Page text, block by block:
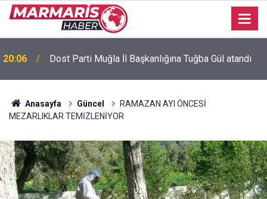
16:51
Bursaspor’da 2026-2027 sezonu forma numaraları
açıklandı
Anasayfa Güncel
RAMAZAN AYI ÖNCESİ
MEZARLIKLAR TEMİZLENİYOR